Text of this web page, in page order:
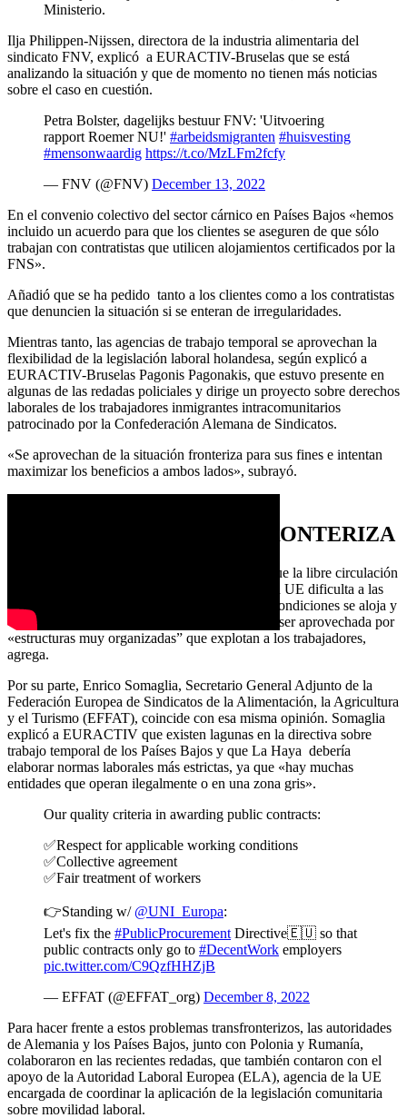
Ministerio.
Ilja Philippen-Nijssen, directora de la industria alimentaria del
sindicato FNV, explicó a EURACTIV-Bruselas que se está
analizando la situación y que de momento no tienen más noticias
sobre el caso en cuestión.
Petra Bolster, dagelijks bestuur FNV: 'Uitvoering
rapport Roemer NU!' #arbeidsmigranten #huisvesting
#mensonwaardig https://t.co/MzLFm2fcfy
— FNV (@FNV) December 13, 2022
En el convenio colectivo del sector cárnico en Países Bajos «hemos
incluido un acuerdo para que los clientes se aseguren de que sólo
trabajan con contratistas que utilicen alojamientos certificados por la
FNS».
Añadió que se ha pedido tanto a los clientes como a los contratistas
que denuncien la situación si se enteran de irregularidades.
Mientras tanto, las agencias de trabajo temporal se aprovechan la
flexibilidad de la legislación laboral holandesa, según explicó a
EURACTIV-Bruselas Pagonis Pagonakis, que estuvo presente en
algunas de las redadas policiales y dirige un proyecto sobre derechos
laborales de los trabajadores inmigrantes intracomunitarios
patrocinado por la Confederación Alemana de Sindicatos.
«Se aprovechan de la situación fronteriza para sus fines e intentan
maximizar los beneficios a ambos lados», subrayó.
COOPERACIÓN TRANSFRONTERIZA
Para Pagonakis, parte del problema radica en que la libre circulación
de trabajadores dentro del mercado común de la UE dificulta a las
autoridades el seguimiento de dónde y en qué condiciones se aloja y
emplea a los trabajadores. Esta situación puede ser aprovechada por
«estructuras muy organizadas” que explotan a los trabajadores,
agrega.
Por su parte, Enrico Somaglia, Secretario General Adjunto de la
Federación Europea de Sindicatos de la Alimentación, la Agricultura
y el Turismo (EFFAT), coincide con esa misma opinión. Somaglia
explicó a EURACTIV que existen lagunas en la directiva sobre
trabajo temporal de los Países Bajos y que La Haya debería
elaborar normas laborales más estrictas, ya que «hay muchas
entidades que operan ilegalmente o en una zona gris».
Our quality criteria in awarding public contracts:
✅Respect for applicable working conditions
✅Collective agreement
✅Fair treatment of workers
👉Standing w/ @UNI_Europa:
Let's fix the #PublicProcurement Directive🇪🇺 so that
public contracts only go to #DecentWork employers
pic.twitter.com/C9QzfHHZjB
— EFFAT (@EFFAT_org) December 8, 2022
Para hacer frente a estos problemas transfronterizos, las autoridades
de Alemania y los Países Bajos, junto con Polonia y Rumanía,
colaboraron en las recientes redadas, que también contaron con el
apoyo de la Autoridad Laboral Europea (ELA), agencia de la UE
encargada de coordinar la aplicación de la legislación comunitaria
sobre movilidad laboral.